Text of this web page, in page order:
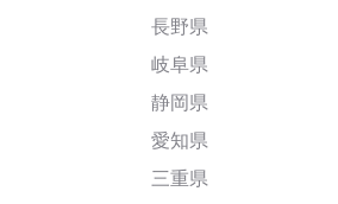
長野県
岐阜県
静岡県
愛知県
三重県